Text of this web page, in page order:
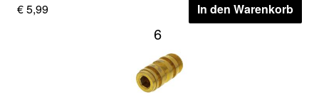
€ 5,99 In den Warenkorb
6